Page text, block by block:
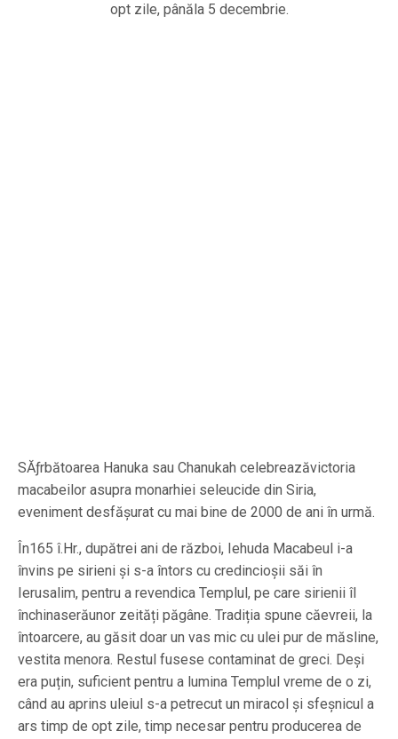
opt zile, pânăla 5 decembrie.
SĂƒrbătoarea Hanuka sau Chanukah celebreazăvictoria
macabeilor asupra monarhiei seleucide din Siria,
eveniment desfășurat cu mai bine de 2000 de ani în urmă.
În165 î.Hr., dupătrei ani de război, Iehuda Macabeul i-a
învins pe sirieni și s-a întors cu credincioșii săi în
Ierusalim, pentru a revendica Templul, pe care sirienii îl
închinaserăunor zeități păgâne. Tradiția spune căevreii, la
întoarcere, au găsit doar un vas mic cu ulei pur de măsline,
vestita menora. Restul fusese contaminat de greci. Deși
era puțin, suficient pentru a lumina Templul vreme de o zi,
când au aprins uleiul s-a petrecut un miracol și sfeșnicul a
ars timp de opt zile, timp necesar pentru producerea de